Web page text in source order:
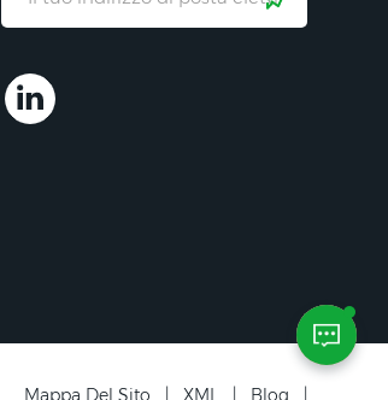
Mappa Del Sito XML Blog